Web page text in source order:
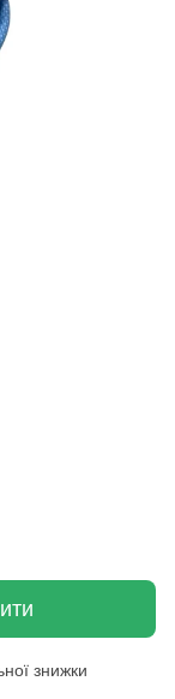
знижки